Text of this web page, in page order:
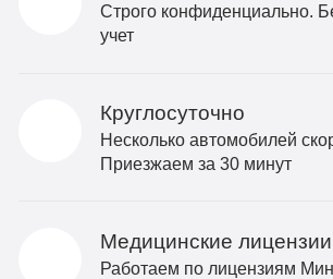
Строго конфиденциально.
учет
Круглосуточно
Несколько автомобилей
Приезжаем за 30 минут
Медицинские лицензии
Работаем по лицензиям